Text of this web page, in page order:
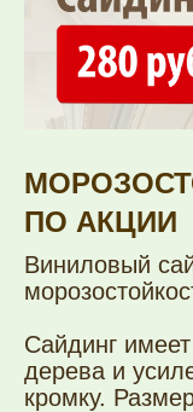
ПО АКЦИИ
Виниловый
Сайдинг
дерева и
кромку.